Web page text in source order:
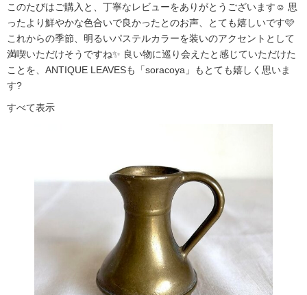
このたびはご購入と、丁寧なレビューをありがとうございます☺️ 思
ったより鮮やかな色合いで良かったとのお声、とても嬉しいです🩷
これからの季節、明るいパステルカラーを装いのアクセントとして
満喫いただけそうですね✨ 良い物に巡り会えたと感じていただけた
ことを、ANTIQUE LEAVESも「soracoya」もとても嬉しく思いま
す?️
すべて表示